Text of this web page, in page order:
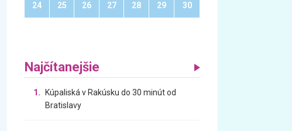
24 25 26 27 28 29 30
Najčítanejšie
1.
Kúpaliská v Rakúsku do 30 minút od
Bratislavy